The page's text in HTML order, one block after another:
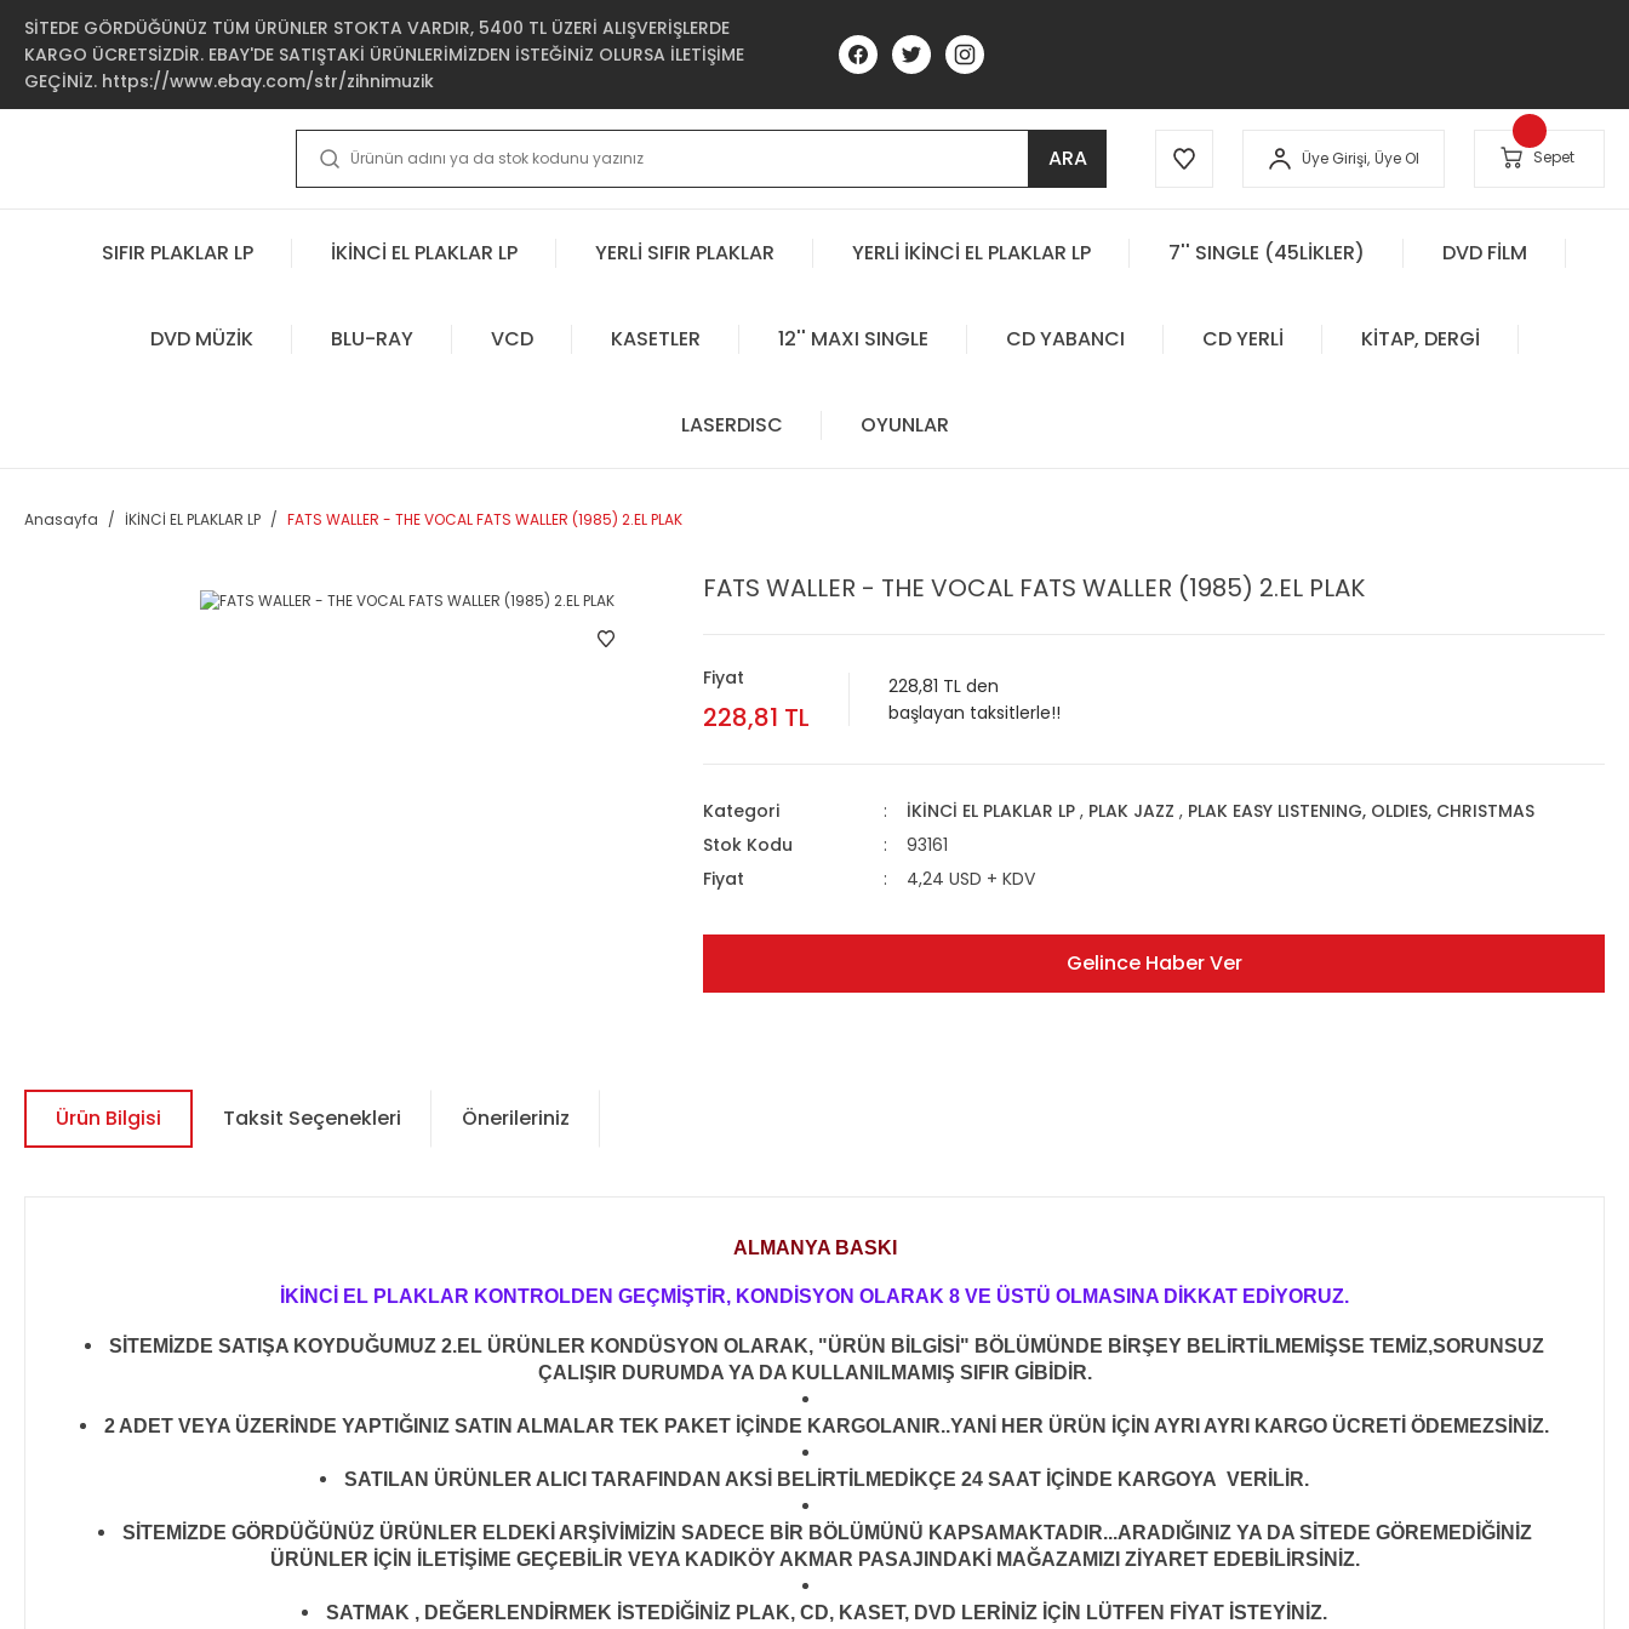
SİTEDE GÖRDÜĞÜNÜZ TÜM ÜRÜNLER STOKTA VARDIR, 5400 TL ÜZERİ ALIŞVERİŞLERDE
KARGO ÜCRETSİZDİR. EBAY'DE SATIŞTAKİ ÜRÜNLERİMİZDEN İSTEĞİNİZ OLURSA İLETİŞİME
GEÇİNİZ. https://www.ebay.com/str/zihnimuzik
ARA Üye Girişi, Üye Ol Sepet
SIFIR PLAKLAR LP İKİNCİ EL PLAKLAR LP YERLİ SIFIR PLAKLAR YERLİ İKİNCİ EL PLAKLAR LP 7'' SINGLE (45LİKLER) DVD FİLM
DVD MÜZİK BLU-RAY VCD KASETLER 12'' MAXI SINGLE CD YABANCI CD YERLİ KİTAP, DERGİ
LASERDISC OYUNLAR
Anasayfa İKİNCİ EL PLAKLAR LP FATS WALLER - THE VOCAL FATS WALLER (1985) 2.EL PLAK
FATS WALLER - THE VOCAL FATS WALLER (1985) 2.EL PLAK
Fiyat
228,81 TL
228,81 TL den
başlayan taksitlerle!!
Kategori İKİNCİ EL PLAKLAR LP , PLAK JAZZ , PLAK EASY LISTENING, OLDIES, CHRISTMAS
Stok Kodu
93161
Fiyat
4,24 USD + KDV
Gelince Haber Ver
Ürün Bilgisi Taksit Seçenekleri Önerileriniz
ALMANYA BASKI
İKİNCİ EL PLAKLAR KONTROLDEN GEÇMİŞTİR, KONDİSYON OLARAK 8 VE ÜSTÜ OLMASINA DİKKAT EDİYORUZ.
SİTEMİZDE SATIŞA KOYDUĞUMUZ 2.EL ÜRÜNLER KONDÜSYON OLARAK, "ÜRÜN BİLGİSİ" BÖLÜMÜNDE BİRŞEY BELİRTİLMEMİŞSE TEMİZ,SORUNSUZ
ÇALIŞIR DURUMDA YA DA KULLANILMAMIŞ SIFIR GİBİDİR.
2 ADET VEYA ÜZERİNDE YAPTIĞINIZ SATIN ALMALAR TEK PAKET İÇİNDE KARGOLANIR..YANİ HER ÜRÜN İÇİN AYRI AYRI KARGO ÜCRETİ ÖDEMEZSİNİZ.
SATILAN ÜRÜNLER ALICI TARAFINDAN AKSİ BELİRTİLMEDİKÇE 24 SAAT İÇİNDE KARGOYA VERİLİR.
SİTEMİZDE GÖRDÜĞÜNÜZ ÜRÜNLER ELDEKİ ARŞİVİMİZİN SADECE BİR BÖLÜMÜNÜ KAPSAMAKTADIR...ARADIĞINIZ YA DA SİTEDE GÖREMEDİĞİNİZ
ÜRÜNLER İÇİN İLETİŞİME GEÇEBİLİR VEYA KADIKÖY AKMAR PASAJINDAKİ MAĞAZAMIZI ZİYARET EDEBİLİRSİNİZ.
SATMAK , DEĞERLENDİRMEK İSTEDİĞİNİZ PLAK, CD, KASET, DVD LERİNİZ İÇİN LÜTFEN FİYAT İSTEYİNİZ.